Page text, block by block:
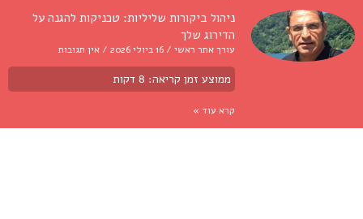
ניהול ביקורות שליליות: טכניקות להגנה על
הדירוג שלך
עורך אתר ראשי 16 ביולי 2026 אין תגובות
ממוצע זמן קריאה: 8 דקות
קרא עוד »